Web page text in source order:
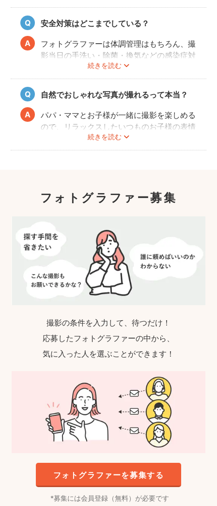
厳しい審査を通過した、赤ちゃん・子どもの
扱いに慣れているパパ・ママ世代のカメラマ
ンが全国に多数在籍。
またどのカメラマンでも指名料は一切ござい
ません。分かりやすい料金体系も人気のポイ
安全対策はどこまでしている？
続きを読む
フォトグラファーは体調管理はもちろん、撮
影当日の手洗い・除菌・換気などの感染症対
策や、熱中症予防に努めます。
また、撮影中はご家族のペースに合わせなが
ら、周囲や足元に危険なものがないか注意を
呼び掛けながら進行しますのでご安心くださ
い。
自然でおしゃれな写真が撮れるって本当？
続きを読む
パパ・ママとお子様が一緒に撮影を楽しめる
ので、リラックスしたいつものお子様の表情
を撮影できます。
こども・家族撮影に長けたプロカメラマンの
フォトグラファー募集
撮影の条件を入力して、待つだけ！
応募したフォトグラファーの中から、
気に入った人を選ぶことができます！
フォトグラファーを募集する
募集には会員登録（無料）が必要です